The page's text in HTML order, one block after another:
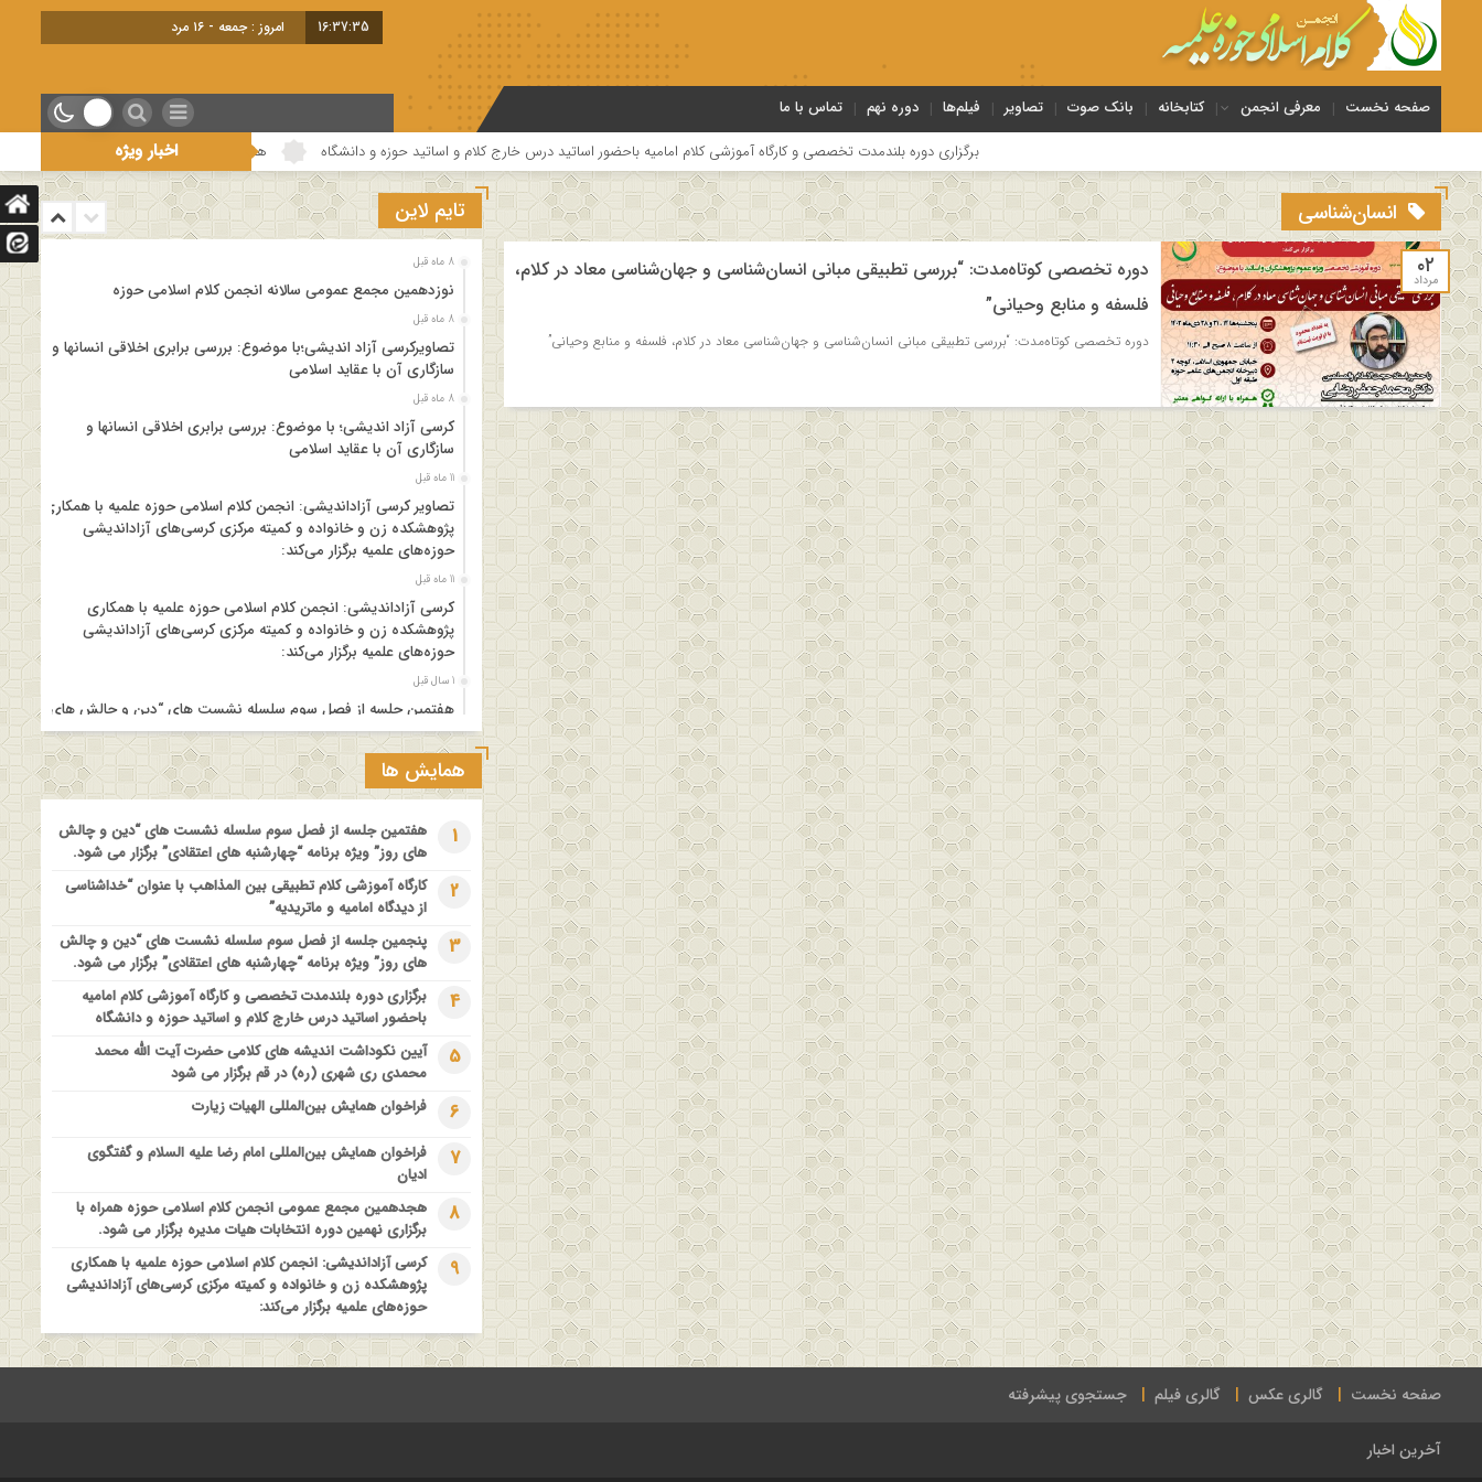
16:37:35 امروز : جمعه - ۱۶ مرداد - ۱۴۰۵
صفحه نخست معرفی انجمن کتابخانه بانک صوت تصاویر فیلم‌ها دوره نهم تماس با ما
اخبار ویژه برگزاری دوره بلندمدت تخصصی و کارگاه آموزشی کلام امامیه باحضور اساتید درس خارج کلام و اساتید حوزه و دانشگاه هفتمین جلسه از فصل سوم سلسله نشست های “دین و
انسان‌شناسی
۰۲
مرداد
دوره تخصصی کوتاه‌مدت: “بررسی تطبیقی مبانی انسان‌شناسی و جهان‌شناسی معاد در کلام،
فلسفه و منابع وحیانی”
دوره تخصصی کوتاه‌مدت: “بررسی تطبیقی مبانی انسان‌شناسی و جهان‌شناسی معاد در کلام، فلسفه و منابع وحیانی”
تایم لاین
8 ماه قبل
نوزدهمین مجمع عمومی سالانه انجمن کلام اسلامی حوزه
8 ماه قبل
تصاویرکرسی آزاد اندیشی؛با موضوع: بررسی برابری اخلاقی انسانها و
سازگاری آن با عقاید اسلامی
8 ماه قبل
کرسی آزاد اندیشی؛ با موضوع: بررسی برابری اخلاقی انسانها و
سازگاری آن با عقاید اسلامی
11 ماه قبل
تصاویر کرسی آزاداندیشی: انجمن کلام اسلامی حوزه علمیه با همکاری
پژوهشکده زن و خانواده و کمیته مرکزی کرسی‌های آزاداندیشی
حوزه‌های علمیه برگزار می‌کند:
11 ماه قبل
کرسی آزاداندیشی: انجمن کلام اسلامی حوزه علمیه با همکاری
پژوهشکده زن و خانواده و کمیته مرکزی کرسی‌های آزاداندیشی
حوزه‌های علمیه برگزار می‌کند:
1 سال قبل
هفتمین جلسه از فصل سوم سلسله نشست های “دین و چالش های
روز” ویژه برنامه “چهارشنبه های اعتقادی” برگزار می شود.
مدرسه بهاره بازخوانی آموزه وحیانی بینونت پیشینه // تقریرها // ادله
کارگاه آموزشی کلام تطبیقی بین المذاهب با عنوان “خداشناسی از
دیدگاه امامیه و ماتریدیه”
1 سال قبل
#عقلانی
فراخوان مقاله ویژه سیزدهمین همایش بین المللی’فلسفه دین معاصر
با موضوع: “وحی و نبوت”
همایش ها
1
هفتمین جلسه از فصل سوم سلسله نشست های “دین و چالش
های روز” ویژه برنامه “چهارشنبه های اعتقادی” برگزار می شود.
2
کارگاه آموزشی کلام تطبیقی بین المذاهب با عنوان “خداشناسی
از دیدگاه امامیه و ماتریدیه”
3
پنجمین جلسه از فصل سوم سلسله نشست های “دین و چالش
های روز” ویژه برنامه “چهارشنبه های اعتقادی” برگزار می شود.
4
برگزاری دوره بلندمدت تخصصی و کارگاه آموزشی کلام امامیه
باحضور اساتید درس خارج کلام و اساتید حوزه و دانشگاه
5
آیین نکوداشت اندیشه های کلامی حضرت آیت الله محمد
محمدی ری شهری (ره) در قم برگزار می شود
6 فراخوان همایش بین‌المللی الهیات زیارت
7
فراخوان همایش بین‌المللی امام رضا علیه السلام و گفتگوی
ادیان
8
هجدهمین مجمع عمومی انجمن کلام اسلامی حوزه همراه با
برگزاری نهمین دوره انتخابات هیات مدیره برگزار می شود.
9
کرسی آزاداندیشی: انجمن کلام اسلامی حوزه علمیه با همکاری
پژوهشکده زن و خانواده و کمیته مرکزی کرسی‌های آزاداندیشی
حوزه‌های علمیه برگزار می‌کند:
صفحه نخست گالری عکس گالری فیلم جستجوی پیشرفته
آخرین اخبار